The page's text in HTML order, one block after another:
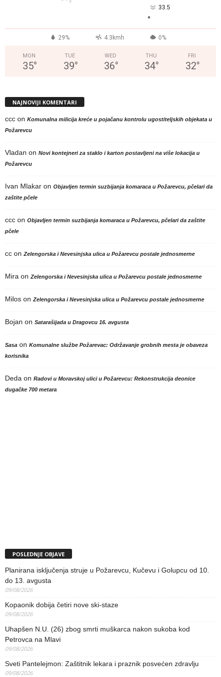
33.5
°
29% 4.3kmh 0%
MON
35°
TUE
39°
WED
36°
THU
34°
FRI
32°
NAJNOVIJI KOMENTARI
ccc on Komunalna milicija kreće u pojačanu kontrolu ugostiteljskih objekata u
Požarevcu
Vladan on Novi kontejneri za staklo i karton postavljeni na više lokacija u
Požarevcu
Ivan Mlakar on Objavljen termin suzbijanja komaraca u Požarevcu, pčelari da
zaštite pčele
ccc on Objavljen termin suzbijanja komaraca u Požarevcu, pčelari da zaštite
pčele
cc on Zelengorska i Nevesinjska ulica u Požarevcu postale jednosmerne
Mira on Zelengorska i Nevesinjska ulica u Požarevcu postale jednosmerne
Milos on Zelengorska i Nevesinjska ulica u Požarevcu postale jednosmerne
Bojan on Satarašijada u Dragovcu 16. avgusta
Sasa on Komunalne službe Požarevac: Održavanje grobnih mesta je obaveza
korisnika
Deda on Radovi u Moravskoj ulici u Požarevcu: Rekonstrukcija deonice
dugačke 700 metara
POSLEDNJE OBJAVE
Planirana isključenja struje u Požarevcu, Kučevu i Golupcu od 10.
do 13. avgusta
09/08/2026
Kopaonik dobija četiri nove ski-staze
09/08/2026
Uhapšen N.U. (26) zbog smrti muškarca nakon sukoba kod
Petrovca na Mlavi
09/08/2026
Sveti Pantelejmon: Zaštitnik lekara i praznik posvećen zdravlju
09/08/2026